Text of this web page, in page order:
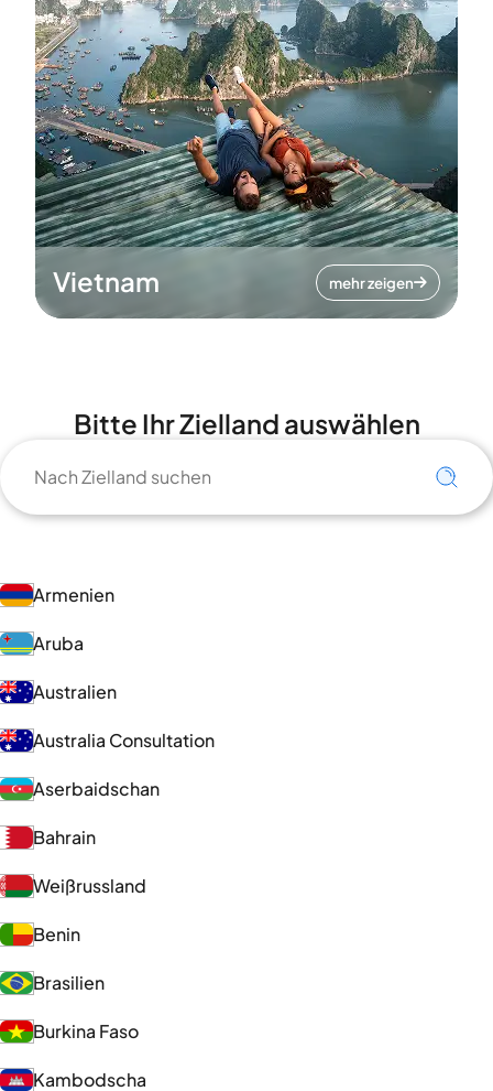
Vietnam mehr zeigen
Bitte Ihr Zielland auswählen
Armenien
Aruba
Australien
Australia Consultation
Aserbaidschan
Bahrain
Weißrussland
Benin
Brasilien
Burkina Faso
Kambodscha